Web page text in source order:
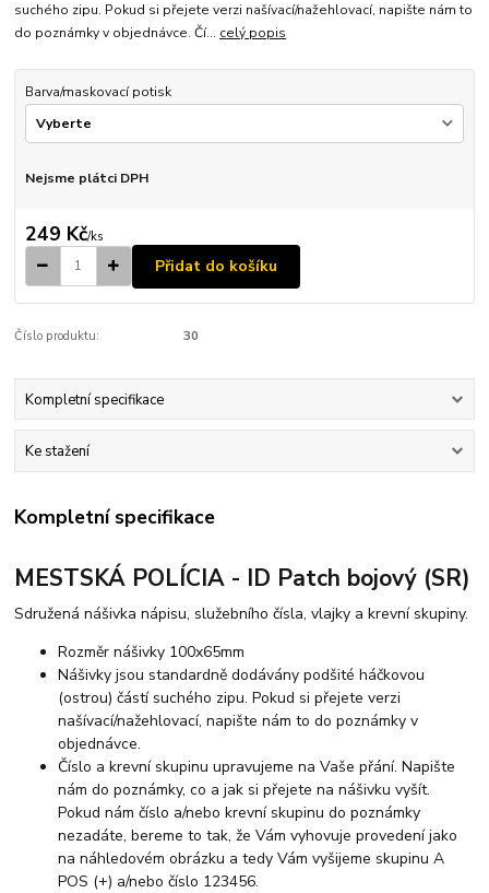
suchého zipu. Pokud si přejete verzi našívací/nažehlovací, napište nám to
do poznámky v objednávce. Čí... celý popis
Barva/maskovací potisk
Nejsme plátci DPH
249 Kč/ks
Přidat do košíku
Číslo produktu: 30
Kompletní specifikace
Ke stažení
Kompletní specifikace
MESTSKÁ POLÍCIA - ID Patch bojový (SR)
Sdružená nášivka nápisu, služebního čísla, vlajky a krevní skupiny.
Rozměr nášivky 100x65mm
Nášivky jsou standardně dodávány podšité háčkovou
(ostrou) částí suchého zipu. Pokud si přejete verzi
našívací/nažehlovací, napište nám to do poznámky v
objednávce.
Číslo a krevní skupinu upravujeme na Vaše přání. Napište
nám do poznámky, co a jak si přejete na nášivku vyšít.
Pokud nám číslo a/nebo krevní skupinu do poznámky
nezadáte, bereme to tak, že Vám vyhovuje provedení jako
na náhledovém obrázku a tedy Vám vyšijeme skupinu A
POS (+) a/nebo číslo 123456.